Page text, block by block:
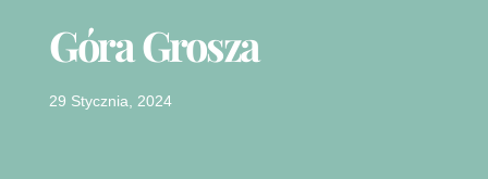
Góra Grosza
29 Stycznia, 2024